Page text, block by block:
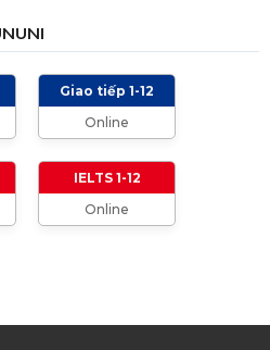
IELTS SPEAKING, WRITING
LƯU Ý
XƯNG HÔ TRONG TIẾNG
đến informal)
VẬN DỤNG
Giao tiếp 1-12
Online
IELTS 1-12
Online